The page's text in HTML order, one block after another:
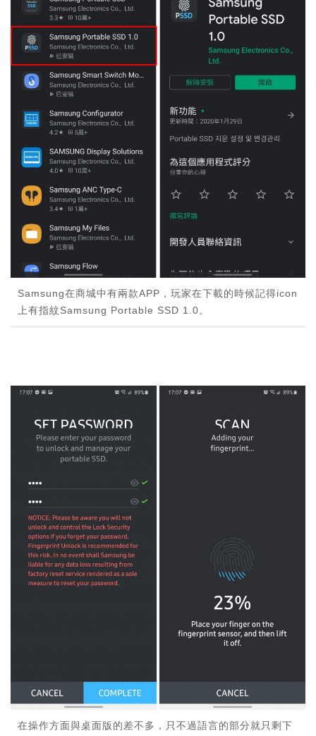
Samsung在商城中有兩款APP，玩家在下載的時候記得icon
上有指紋Samsung Portable SSD 1.0。
在操作方面與桌面版的差不多，只不過語言的部分就只剩下